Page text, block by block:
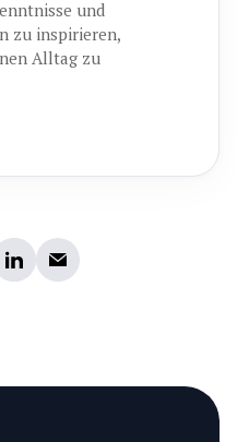
und
zu inspirieren,
Alltag zu